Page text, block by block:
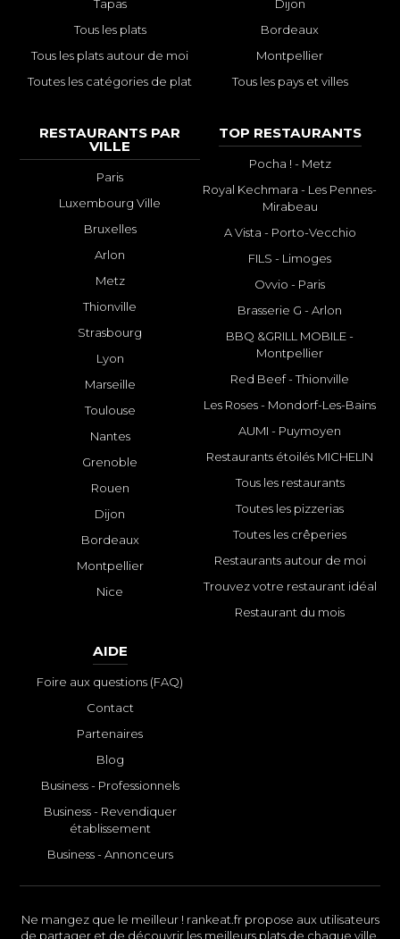
Tapas
Tous les plats
Tous les plats autour de moi
Toutes les catégories de plat
Dijon
Bordeaux
Montpellier
Tous les pays et villes
RESTAURANTS PAR
VILLE
Paris
Luxembourg Ville
Bruxelles
Arlon
Metz
Thionville
Strasbourg
Lyon
Marseille
Toulouse
Nantes
Grenoble
Rouen
Dijon
Bordeaux
Montpellier
Nice
TOP RESTAURANTS
Pocha ! - Metz
Royal Kechmara - Les Pennes-
Mirabeau
A Vista - Porto-Vecchio
FILS - Limoges
Ovvio - Paris
Brasserie G - Arlon
BBQ &GRILL MOBILE -
Montpellier
Red Beef - Thionville
Les Roses - Mondorf-Les-Bains
AUMI - Puymoyen
Restaurants étoilés MICHELIN
Tous les restaurants
Toutes les pizzerias
Toutes les crêperies
Restaurants autour de moi
Trouvez votre restaurant idéal
Restaurant du mois
AIDE
Foire aux questions (FAQ)
Contact
Partenaires
Blog
Business - Professionnels
Business - Revendiquer
établissement
Business - Annonceurs
Ne mangez que le meilleur ! rankeat.fr propose aux utilisateurs
de partager et de découvrir les meilleurs plats de chaque ville.